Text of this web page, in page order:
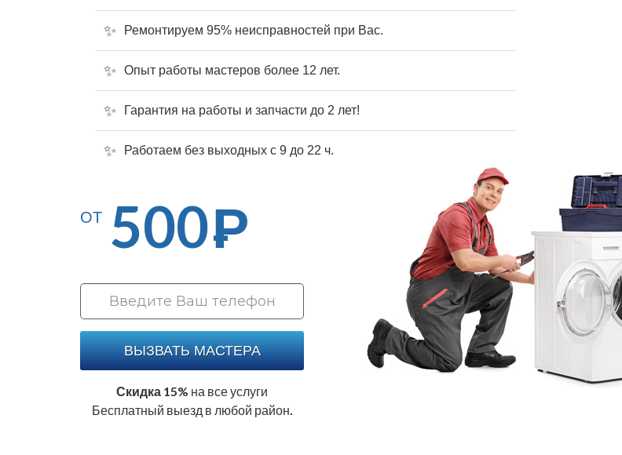
Ремонтируем 95% неисправностей при Вас.
Опыт работы мастеров более 12 лет.
Гарантия на работы и запчасти до 2 лет!
Работаем без выходных с 9 до 22 ч.
ОТ 500Р
ВЫЗВАТЬ МАСТЕРА
Скидка 15% на все услуги
Бесплатный выезд в любой район.